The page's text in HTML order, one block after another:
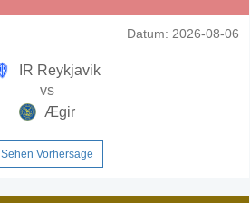
Datum: 2026-08-06
IR Reykjavik
vs
Ægir
Sehen Vorhersage